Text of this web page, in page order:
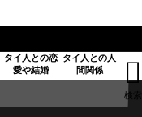
タイ人との恋
愛や結婚
タイ人との人
間関係

検索